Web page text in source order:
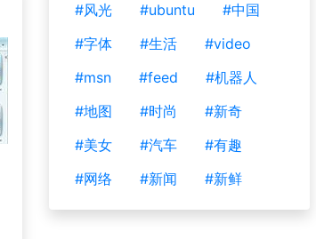
#风光
#ubuntu
#中国
#字体
#生活
#video
#msn
#feed
#机器人
#地图
#时尚
#新奇
#美女
#汽车
#有趣
#网络
#新闻 #新鲜